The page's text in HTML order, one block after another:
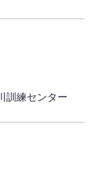
訓練センター